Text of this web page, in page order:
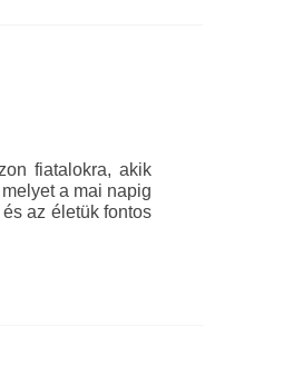
fiatalokra, akik
a mai napig
az életük fontos